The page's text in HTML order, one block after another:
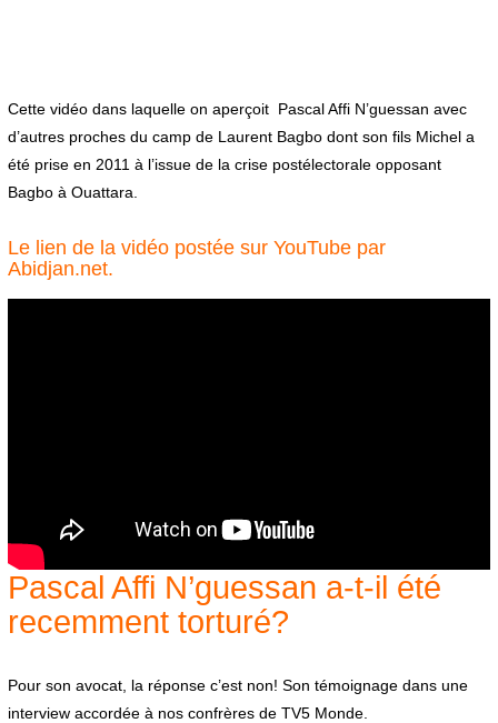
Cette vidéo dans laquelle on aperçoit Pascal Affi N’guessan avec
d’autres proches du camp de Laurent Bagbo dont son fils Michel a
été prise en 2011 à l’issue de la crise postélectorale opposant
Bagbo à Ouattara.
Le lien de la vidéo postée sur YouTube par
Abidjan.net.
Pascal Affi N’guessan a-t-il été
recemment torturé?
Pour son avocat, la réponse c’est non! Son témoignage dans une
interview accordée à nos confrères de TV5 Monde.